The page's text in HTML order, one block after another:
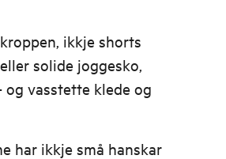
ikkje shorts
solide joggesko,
og vasstette klede og
har ikkje små hanskar